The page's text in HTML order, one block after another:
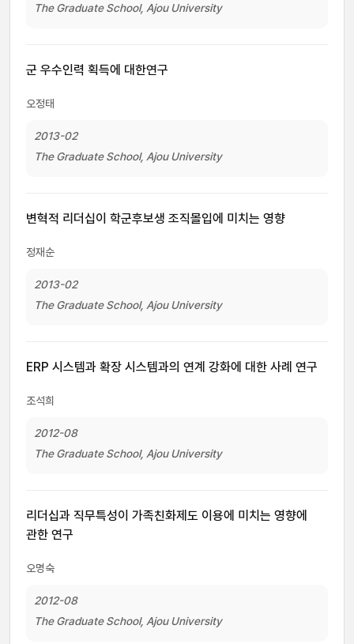
The Graduate School, Ajou University
군 우수인력 획득에 대한연구
오정태
2013-02
The Graduate School, Ajou University
변혁적 리더십이 학군후보생 조직몰입에 미치는 영향
정재순
2013-02
The Graduate School, Ajou University
ERP 시스템과 확장 시스템과의 연계 강화에 대한 사례 연구
조석희
2012-08
The Graduate School, Ajou University
리더십과 직무특성이 가족친화제도 이용에 미치는 영향에
관한 연구
오명숙
2012-08
The Graduate School, Ajou University